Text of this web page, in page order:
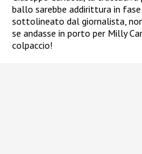
ballo sarebbe addirittura in
sottolineato dal giornalista,
se andasse in porto per Milly
colpaccio!